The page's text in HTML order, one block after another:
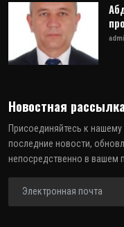
Новостная рассылка
Присоединяйтесь к
последние новости,
непосредственно в вашем